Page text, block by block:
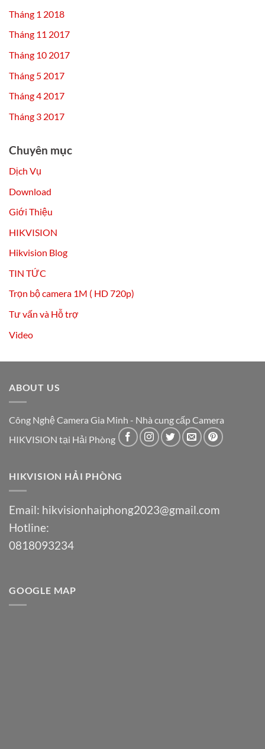
Tháng 1 2018
Tháng 11 2017
Tháng 10 2017
Tháng 5 2017
Tháng 4 2017
Tháng 3 2017
Chuyên mục
Dịch Vụ
Download
Giới Thiệu
HIKVISION
Hikvision Blog
TIN TỨC
Trọn bộ camera 1M ( HD 720p)
Tư vấn và Hỗ trợ
Video
ABOUT US
Công Nghệ Camera Gia Minh - Nhà cung cấp Camera
HIKVISION tại Hải Phòng
HIKVISION HẢI PHÒNG
Email: hikvisionhaiphong2023@gmail.com
Hotline:
0818093234
GOOGLE MAP